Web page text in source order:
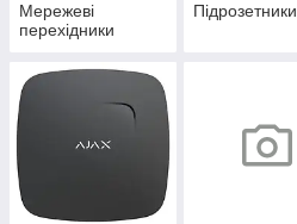
Мережеві
перехідники
Підрозетники